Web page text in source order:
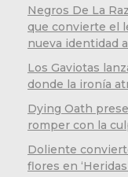
Negros De La
que convierte el
nueva identidad
Los Gaviotas
donde la ironía
Dying Oath
romper con la
Doliente
flores en